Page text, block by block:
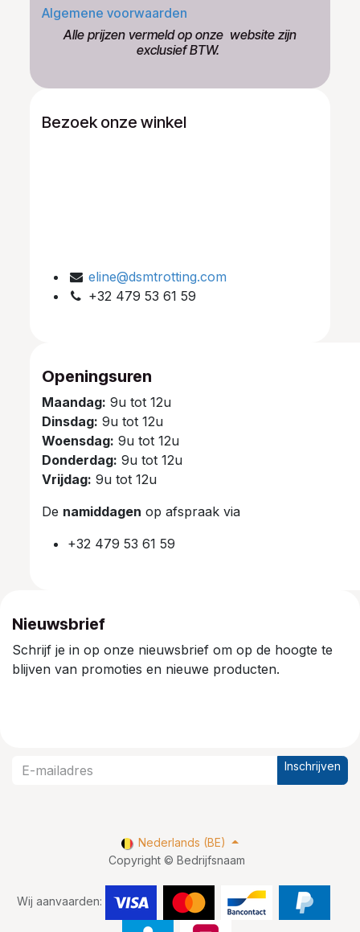
Algemene voorwaarden
​Alle prijzen vermeld op onze ​website zijn
exclusief BTW.
Bezoek onze winkel
eline@dsmtrotting.com
+32 479 53 61 59
Openingsuren
Maandag: 9u tot 12u
Dinsdag: 9u tot 12u
Woensdag: 9u tot 12u
Donderdag: 9u tot 12u
Vrijdag: 9u tot 12u
De namiddagen op afspraak via
+32 479 53 61 59
Nieuwsbrief
Schrijf je in op onze nieuwsbrief om op de hoogte te
blijven van promoties en nieuwe producten.
Inschrijven
Copyright © Bedrijfsnaam
Wij aanvaarden:
Nederlands (BE)